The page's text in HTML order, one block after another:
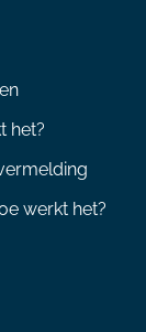
het?
werkt het?